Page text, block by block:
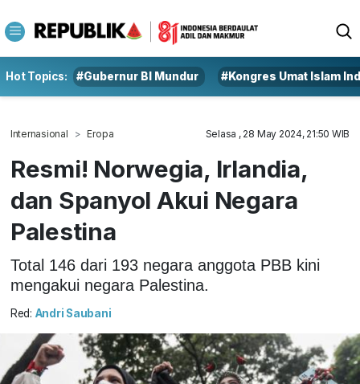
Hot Topics: #Gubernur BI Mundur #Kongres Umat Islam
Internasional Eropa Selasa , 28 May 2024, 21:50 WIB
Resmi! Norwegia, Irlandia,
dan Spanyol Akui Negara
Palestina
Total 146 dari 193 negara anggota PBB kini
mengakui negara Palestina.
Red: Andri Saubani